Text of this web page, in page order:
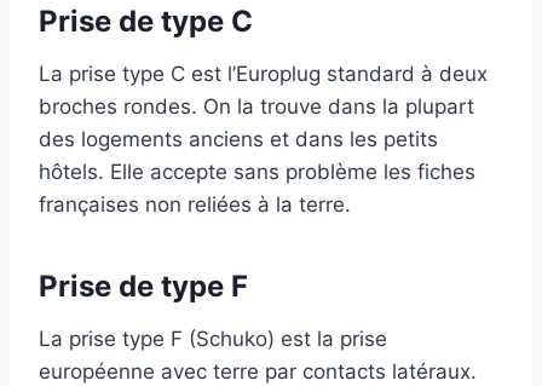
Prise de type C
La prise type C est l’Europlug standard à deux
broches rondes. On la trouve dans la plupart
des logements anciens et dans les petits
hôtels. Elle accepte sans problème les fiches
françaises non reliées à la terre.
Prise de type F
La prise type F (Schuko) est la prise
européenne avec terre par contacts latéraux.